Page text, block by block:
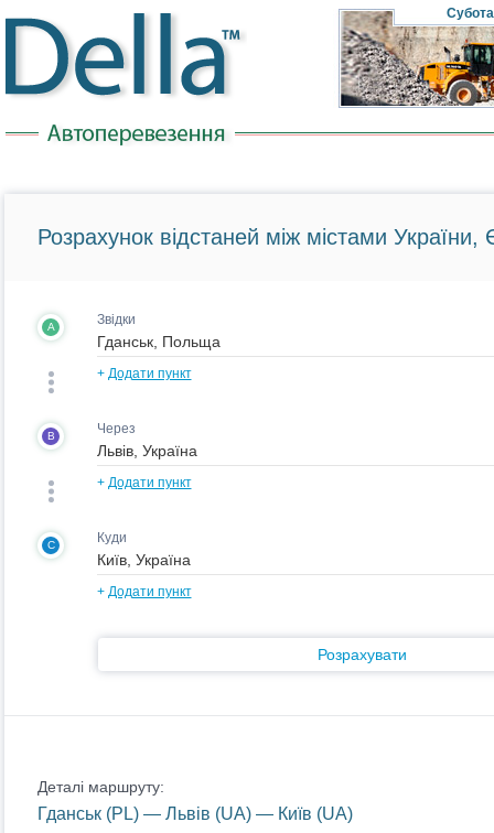
Субота
Розрахунок відстаней між містами України,
A Звідки
+ Додати пункт
B Через
+ Додати пункт
C Куди
+ Додати пункт
Розрахувати
Деталі маршруту:
Гданськ (PL) — Львів (UA) — Київ (UA)